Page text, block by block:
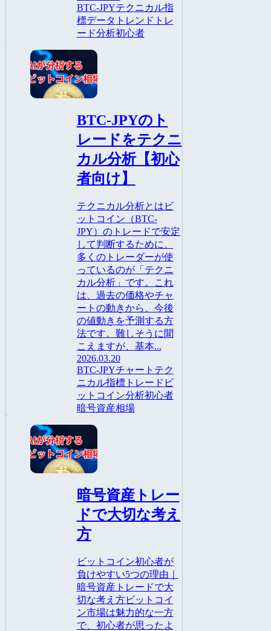
BTC-JPYテクニカル指
標データ トレンド トレ
ード分析初心者
BTC-JPYのト
レードをテクニ
カル分析【初心
者向け】
テクニカル分析とはビ
ットコイン（BTC-
JPY）のトレードで安定
して判断するために、
多くのトレーダーが使
っているのが「テクニ
カル分析」です。これ
は、過去の価格やチャ
ートの動きから、今後
の値動きを予測する方
法です。難しそうに聞
こえますが、基本...
2026.03.20
BTC-JPYチャート テク
ニカル指標トレード ビ
ットコイン分析初心者
暗号資産相場
暗号資産トレー
ドで大切な考え
方
ビットコイン初心者が
負けやすい5つの理由｜
暗号資産トレードで大
切な考え方ビットコイ
ン市場は魅力的な一方
で、初心者が思ったよ